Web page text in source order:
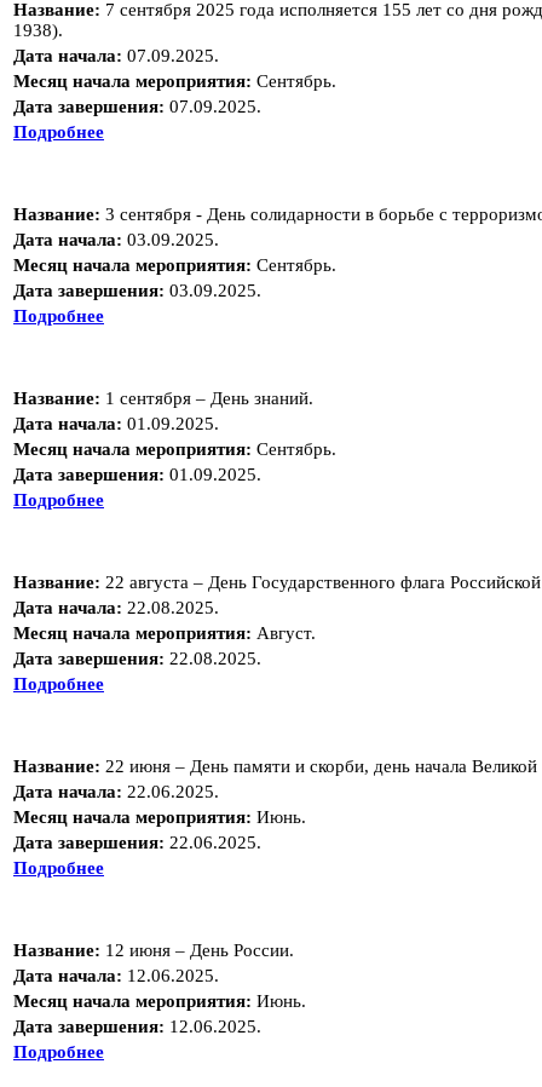
Название: 7 сентября 2025 года исполняется 155 лет со дня
1938).
Дата начала: 07.09.2025.
Месяц начала мероприятия: Сентябрь.
Дата завершения: 07.09.2025.
Подробнее
Название: 3 сентября - День солидарности в борьбе с
Дата начала: 03.09.2025.
Месяц начала мероприятия: Сентябрь.
Дата завершения: 03.09.2025.
Подробнее
Название: 1 сентября – День знаний.
Дата начала: 01.09.2025.
Месяц начала мероприятия: Сентябрь.
Дата завершения: 01.09.2025.
Подробнее
Название: 22 августа – День Государственного флага
Дата начала: 22.08.2025.
Месяц начала мероприятия: Август.
Дата завершения: 22.08.2025.
Подробнее
Название: 22 июня – День памяти и скорби, день начала
Дата начала: 22.06.2025.
Месяц начала мероприятия: Июнь.
Дата завершения: 22.06.2025.
Подробнее
Название: 12 июня – День России.
Дата начала: 12.06.2025.
Месяц начала мероприятия: Июнь.
Дата завершения: 12.06.2025.
Подробнее